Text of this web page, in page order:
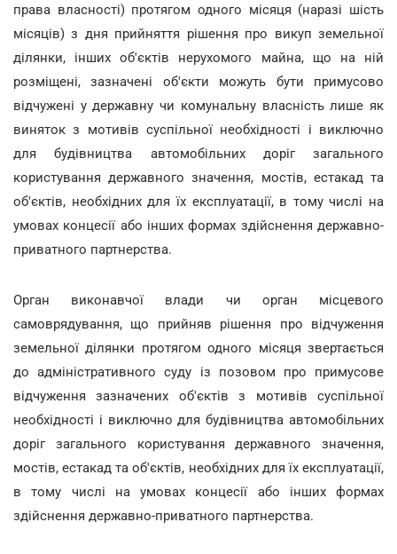
права власності) протягом одного місяця (наразі шість
місяців) з дня прийняття рішення про викуп земельної
ділянки, інших об'єктів нерухомого майна, що на ній
розміщені, зазначені об'єкти можуть бути примусово
відчужені у державну чи комунальну власність лише як
виняток з мотивів суспільної необхідності і виключно
для будівництва автомобільних доріг загального
користування державного значення, мостів, естакад та
об'єктів, необхідних для їх експлуатації, в тому числі на
умовах концесії або інших формах здійснення державно-
приватного партнерства.
Орган виконавчої влади чи орган місцевого
самоврядування, що прийняв рішення про відчуження
земельної ділянки протягом одного місяця звертається
до адміністративного суду із позовом про примусове
відчуження зазначених об'єктів з мотивів суспільної
необхідності і виключно для будівництва автомобільних
доріг загального користування державного значення,
мостів, естакад та об'єктів, необхідних для їх експлуатації,
в тому числі на умовах концесії або інших формах
здійснення державно-приватного партнерства.